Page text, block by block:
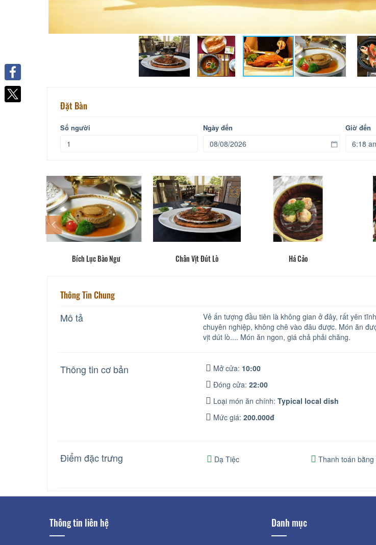
Đặt Bàn
Số người Ngày đến Giờ đến
Bích Lục Bào Ngư Chân Vịt Đút Lò Há Cảo
Thông Tin Chung
Mô tả
Vẻ ấn tượng đầu tiên là không gian ở đây, rất yên
chuyên nghiệp, không chê vào đâu được. Món ăn
vịt dút lò.... Món ăn ngon, giá chả phải chăng.
Thông tin cơ bản Mở cửa: 10:00
Đóng cửa: 22:00
Loại món ăn chính: Typical local dish
Mức giá: 200.000đ
Điểm đặc trưng Dạ Tiệc Thanh toán bằng
Thông tin liên hệ Danh mục
Facebook